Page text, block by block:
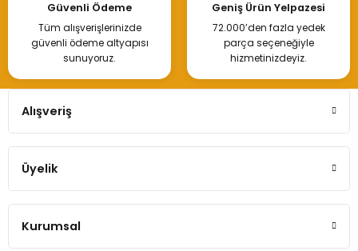
Güvenli Ödeme
Tüm alışverişlerinizde
güvenli ödeme altyapısı
sunuyoruz.
Geniş Ürün Yelpazesi
72.000’den fazla yedek
parça seçeneğiyle
hizmetinizdeyiz.
Alışveriş
Üyelik
Kurumsal